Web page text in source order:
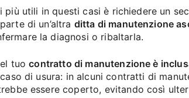
più utili in questi casi è richiedere un
di un’altra ditta di manutenzione
la diagnosi o ribaltarla.
tuocontratto di manutenzione è
di usura: in alcuni contratti di
essere coperto, evitando così